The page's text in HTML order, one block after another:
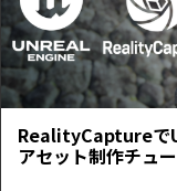
RealityCapture
アセット制作チュ